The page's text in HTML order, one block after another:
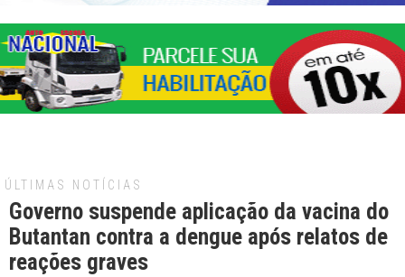
ÚLTIMAS NOTÍCIAS
Governo suspende aplicação da vacina do
Butantan contra a dengue após relatos de
reações graves